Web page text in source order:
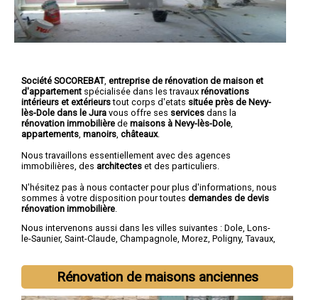
Société SOCOREBAT, entreprise de rénovation de maison et
d'appartement spécialisée dans les travaux rénovations
intérieurs et extérieurstout corps d'etats située près de Nevy-
lès-Dole dans le Jura vous offre ses services dans la
rénovation immobilière de maisons à Nevy-lès-Dole
appartements manoirs châteaux.
Nous travaillons essentiellement avec des agences
immobilières, des architectes et des particuliers.
N'hésitez pas à nous contacter pour plus d'informations, nous
sommes à votre disposition pour toutes demandes de devis
rénovation immobilière
Nous intervenons aussi dans les villes suivantes : Dole, Lons-
le-Saunier, Saint-Claude, Champagnole, Morez, Poligny, Tavaux,
Rénovation de maisons anciennes